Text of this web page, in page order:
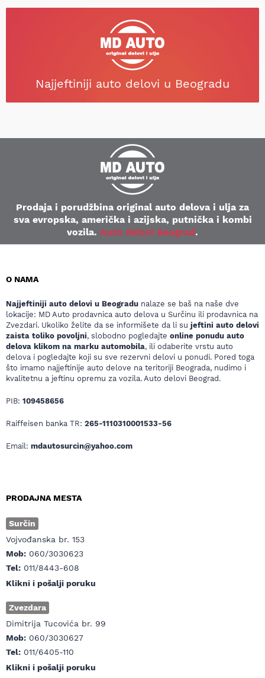
Najjeftiniji auto delovi u Beogradu
Prodaja i porudžbina original auto delova i ulja za
sva evropska, američka i azijska, putnička i kombi
vozila. Auto delovi Beograd.
O NAMA
Najjeftiniji auto delovi u Beogradu nalaze se baš na naše dve
lokacije: MD Auto prodavnica auto delova u Surčinu ili prodavnica na
Zvezdari. Ukoliko želite da se informišete da li su jeftini auto delovi
zaista toliko povoljni, slobodno pogledajte online ponudu auto
delova klikom na marku automobila, ili odaberite vrstu auto
delova i pogledajte koji su sve rezervni delovi u ponudi. Pored toga
što imamo najjeftinije auto delove na teritoriji Beograda, nudimo i
kvalitetnu a jeftinu opremu za vozila. Auto delovi Beograd.
PIB: 109458656
Raiffeisen banka TR: 265-1110310001533-56
Email: mdautosurcin@yahoo.com
PRODAJNA MESTA
Surčin
Vojvođanska br. 153
Mob: 060/3030623
Tel: 011/8443-608
Klikni i pošalji poruku
Zvezdara
Dimitrija Tucovića br. 99
Mob: 060/3030627
Tel: 011/6405-110
Klikni i pošalji poruku